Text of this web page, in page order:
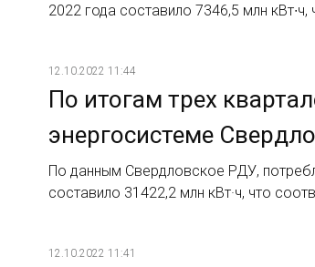
2022 года составило 7346,5 млн
12.10.2022 11:44
По итогам трех
энергосистеме
По данным Свердловское РДУ,
составило 31422,2 млн кВт·ч, что
12.10.2022 11:41